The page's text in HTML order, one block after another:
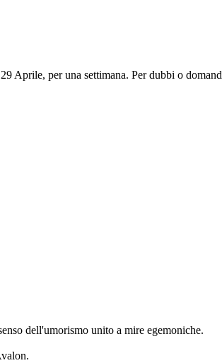
Aprile, per una settimana. Per dubbi o
dell'umorismo unito a mire egemoniche.